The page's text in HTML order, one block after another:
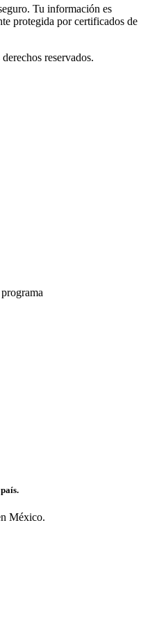
Tu información es
protegida por certificados de
reservados.
México.